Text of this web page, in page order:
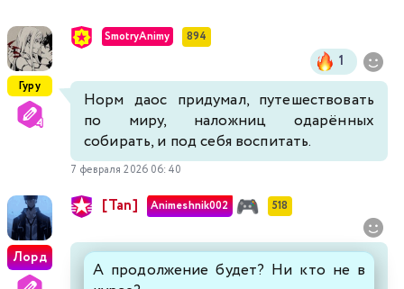
Гуру
SmotryAnimy 894
1
Норм даос придумал, путешествовать
по миру, наложниц одарённых
собирать, и под себя воспитать.
7 февраля 2026 06:40
Лорд
[Tan] Animeshnik002 518
А продолжение будет? Ни кто не в